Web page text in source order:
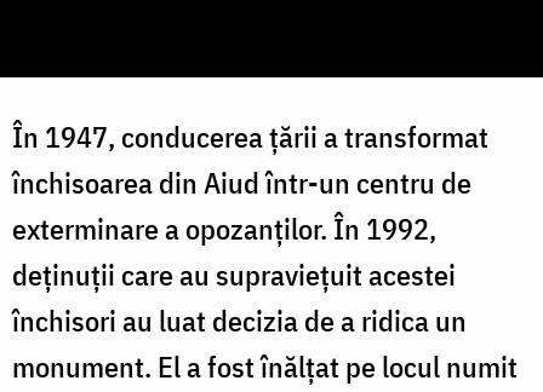
În 1947, conducerea țării a transformat
închisoarea din Aiud într-un centru de
exterminare a opozanților. În 1992,
deținuții care au supraviețuit acestei
închisori au luat decizia de a ridica un
monument. El a fost înălțat pe locul numit